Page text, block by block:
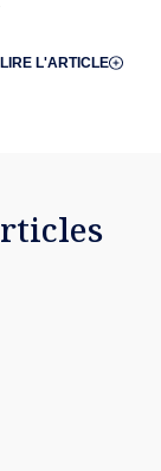
LIRE L'ARTICLE